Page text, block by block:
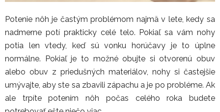
Potenie nôh je častým problémom najmä v lete, kedy sa
nadmerne potí prakticky celé telo. Pokiaľ sa vám nohy
potia len vtedy, keď sú vonku horúčavy je to úplne
normálne. Pokiaľ je to možné obujte si otvorenú obuv
alebo obuv z priedušných materiálov, nohy si častejšie
umývajte, aby ste sa zbavili zápachu a je po probléme. Ak
ale trpíte potením nôh počas celého roka budete